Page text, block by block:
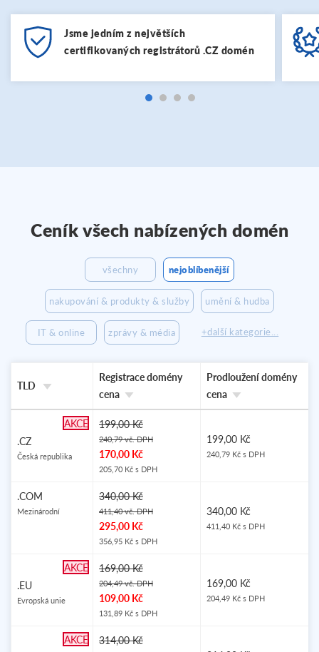
Jsme jedním z největších
certifikovaných registrátorů .CZ domén
Ceník všech nabízených domén
všechny nejoblíbenější
nakupování & produkty & služby umění & hudba
IT & online zprávy & média +další kategorie...
TLD
Registrace domény
cena
Prodloužení domény
cena
AKCE
.CZ
Česká republika
199,00 Kč
240,79 vč. DPH
170,00 Kč
205,70 Kč s DPH
199,00 Kč
240,79 Kč s DPH
.COM
Mezinárodní
340,00 Kč
411,40 vč. DPH
295,00 Kč
356,95 Kč s DPH
340,00 Kč
411,40 Kč s DPH
AKCE
.EU
Evropská unie
169,00 Kč
204,49 vč. DPH
109,00 Kč
131,89 Kč s DPH
169,00 Kč
204,49 Kč s DPH
AKCE
314,00 Kč